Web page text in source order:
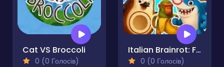
Cat VS Broccoli
0 (0 Голосів)
Italian Brainrot: Find the Difference
0 (0 Голосів)